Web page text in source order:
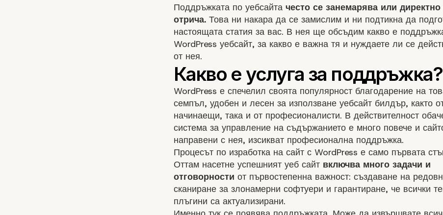
Поддръжката по уебсайта често се занемарява или директно
отрича. Това ни накара да се замислим и ни подтикна да
настоящата статия за вас. В нея ще обсъдим какво е
WordPress уебсайт, за какво е важна тя и нуждаете ли се
от нея.
WordPress е спечелил своята популярност благодарение на
семпъл, удобен и лесен за използване уебсайт билдър, както
начинаещи, така и от професионалисти. В действителност
система за управление на съдържанието е много повече и
направени с нея, изсикват професионална поддръжка.
Процесът по изработка на сайт с WordPress е само първата
Оттам насетне успешният уеб сайт включва много задачи и
отговорности от първостепенна важност: създаване на
сканиране за злонамерни софтуери и гарантиране, че всички
плъгини са актуализирани.